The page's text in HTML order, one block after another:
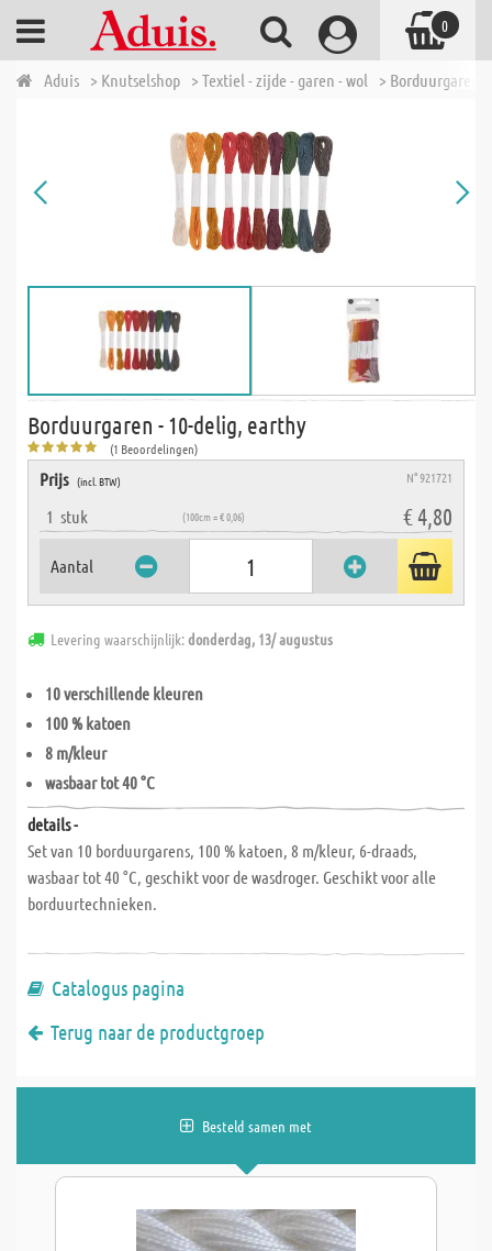
Aduis > Knutselshop > Textiel - zijde - garen - wol > Borduurgaren
Borduurgaren - 10-delig, earthy
(1 Beoordelingen)
Prijs (incl. BTW) N° 921721
1 stuk (100cm = € 0,06) € 4,80
Aantal
Levering waarschijnlijk:donderdag, 13/ augustus
10 verschillende kleuren
100 % katoen
8 m/kleur
wasbaar tot 40 °C
details -
Set van 10 borduurgarens, 100 % katoen, 8 m/kleur, 6-draads,
wasbaar tot 40 °C, geschikt voor de wasdroger. Geschikt voor alle
borduurtechnieken.
Catalogus pagina
Terug naar de productgroep
Besteld samen met
0